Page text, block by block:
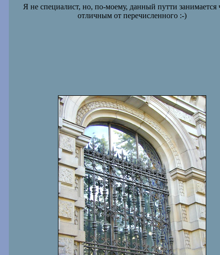
Я не специалист, но, по-моему, данный путти занимается
отличным от перечисленного :-)